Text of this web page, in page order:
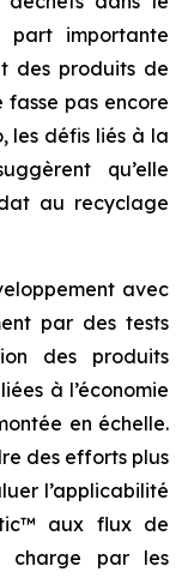
part importante
des produits de
pas encore
les défis liés à la
qu’elle
au recyclage
avec
par des tests
des produits
à l’économie
en échelle.
des efforts plus
l’applicabilité
aux flux de
charge par les